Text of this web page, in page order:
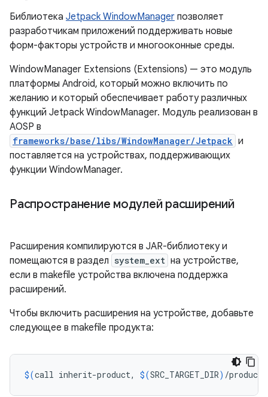
Библиотека Jetpack WindowManager позволяет
разработчикам приложений поддерживать новые
форм-факторы устройств и многооконные среды.
WindowManager Extensions (Extensions) — это модуль
платформы Android, который можно включить по
желанию и который обеспечивает работу различных
функций Jetpack WindowManager. Модуль реализован в
AOSP в
frameworks/base/libs/WindowManager/Jetpack и
поставляется на устройствах, поддерживающих
функции WindowManager.
Распространение модулей расширений
Расширения компилируются в JAR-библиотеку и
помещаются в раздел system_ext на устройстве,
если в makefile устройства включена поддержка
расширений.
Чтобы включить расширения на устройстве, добавьте
следующее в makefile продукта:
$(call inherit-product, $(SRC_TARGET_DIR) /product/